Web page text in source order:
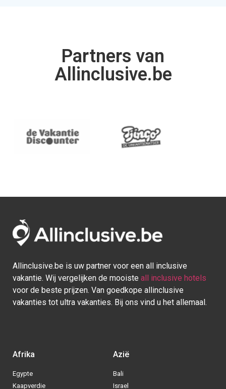
Partners van
Allinclusive.be
Allinclusive.be is uw partner voor een all inclusive
vakantie. Wij vergelijken de mooiste all inclusive hotels
voor de beste prijzen. Van goedkope allinclusive
vakanties tot ultra vakanties. Bij ons vind u het allemaal.
Afrika
Egypte
Kaapverdie
Azië
Bali
Israel